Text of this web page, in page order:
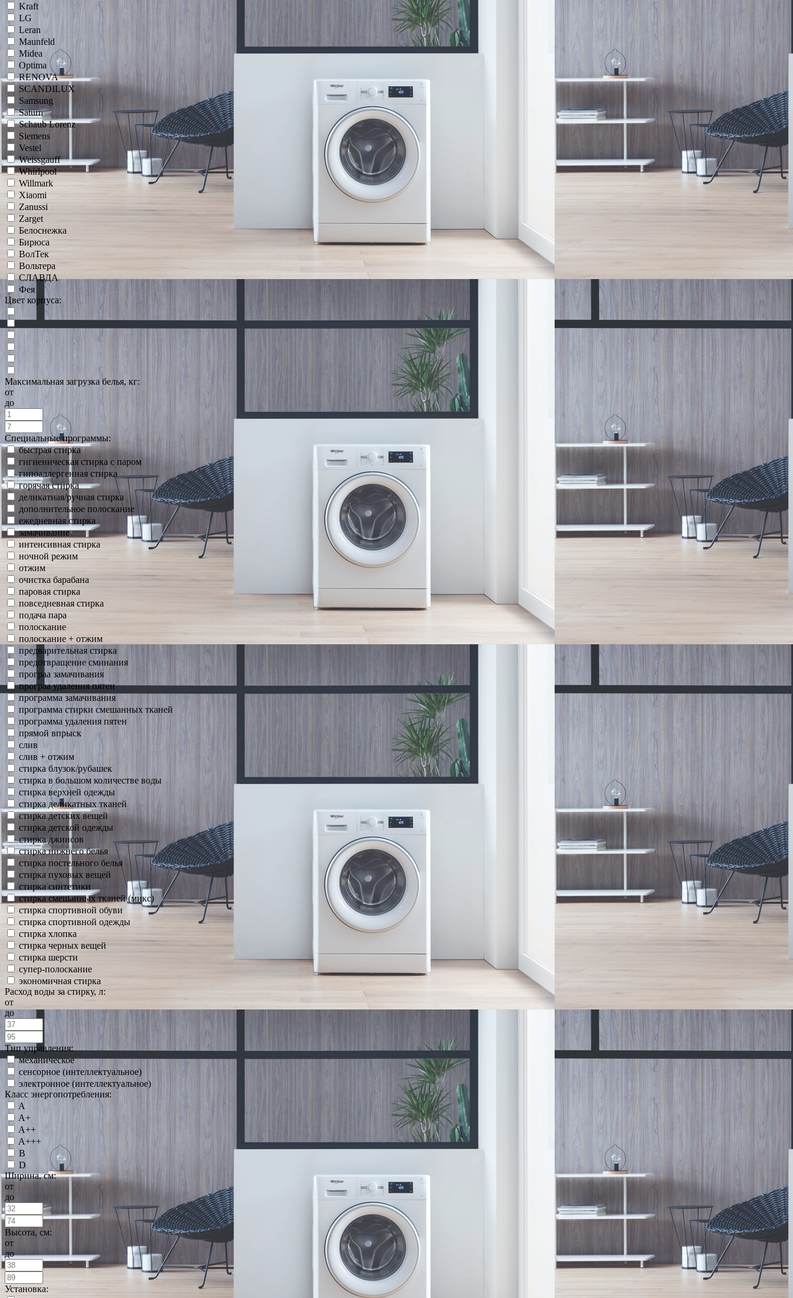
Kraft
LG
Leran
Maunfeld
Midea
Optima
RENOVA
SCANDILUX
Samsung
Saturn
Schaub Lorenz
Siemens
Vestel
Weissgauff
Whirlpool
Willmark
Xiaomi
Zanussi
Zarget
Белоснежка
Бирюса
ВолТек
Вольтера
СЛАВДА
Фея
Цвет корпуса:
Максимальная загрузка белья, кг:
от
до
Специальные программы:
быстрая стирка
гигиеническая стирка с паром
гипоаллергенная стирка
горячая стирка
деликатная/ручная стирка
дополнительное полоскание
ежедневная стирка
замачивание
интенсивная стирка
ночной режим
отжим
очистка барабана
паровая стирка
повседневная стирка
подача пара
полоскание
полоскание + отжим
предварительная стирка
предотвращение сминания
програа замачивания
програа удаления пятен
программа замачивания
программа стирки смешанных тканей
программа удаления пятен
прямой впрыск
слив
слив + отжим
стирка блузок/рубашек
стирка в большом количестве воды
стирка верхней одежды
стирка деликатных тканей
стирка детских вещей
стирка детской одежды
стирка джинсов
стирка нижнего белья
стирка постельного белья
стирка пуховых вещей
стирка синтетики
стирка смешанных тканей (микс)
стирка спортивной обуви
стирка спортивной одежды
стирка хлопка
стирка черных вещей
стирка шерсти
супер-полоскание
экономичная стирка
Расход воды за стирку, л:
от
до
Тип управления:
механическое
сенсорное (интеллектуальное)
электронное (интеллектуальное)
Класс энергопотребления:
A
A+
A++
A+++
B
D
Ширина, см:
от
до
Высота, см:
от
до
Установка: